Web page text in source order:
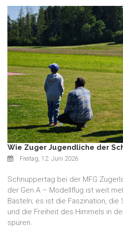
Wie Zuger Jugendliche der
Freitag, 12. Juni 2026
Schnuppertag bei der MFG
der Gen A – Modellflug ist weit
Basteln; es ist die Faszination,
und die Freiheit des Himmels in
spüren.